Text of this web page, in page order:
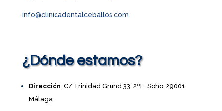
info@clinicadentalceballos.com
¿Dónde estamos?
Dirección: C/ Trinidad Grund 33, 2ºE, Soho, 29001,
Málaga